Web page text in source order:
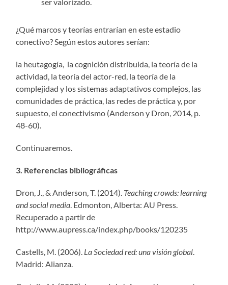
¿Qué marcos y teorías entrarían en este estadio
conectivo? Según estos autores serían:
la heutagogía, la cognición distribuida, la teoría de la
actividad, la teoría del actor-red, la teoría de la
complejidad y los sistemas adaptativos complejos, las
comunidades de práctica, las redes de práctica y, por
supuesto, el conectivismo (Anderson y Dron, 2014, p.
48-60).
Continuaremos.
3. Referencias bibliográficas
Dron, J., & Anderson, T. (2014). Teaching crowds: learning
and social media . Edmonton, Alberta: AU Press.
Recuperado a partir de
http://www.aupress.ca/index.php/books/120235
Castells, M. (2006). La Sociedad red: una visión global
Madrid: Alianza.